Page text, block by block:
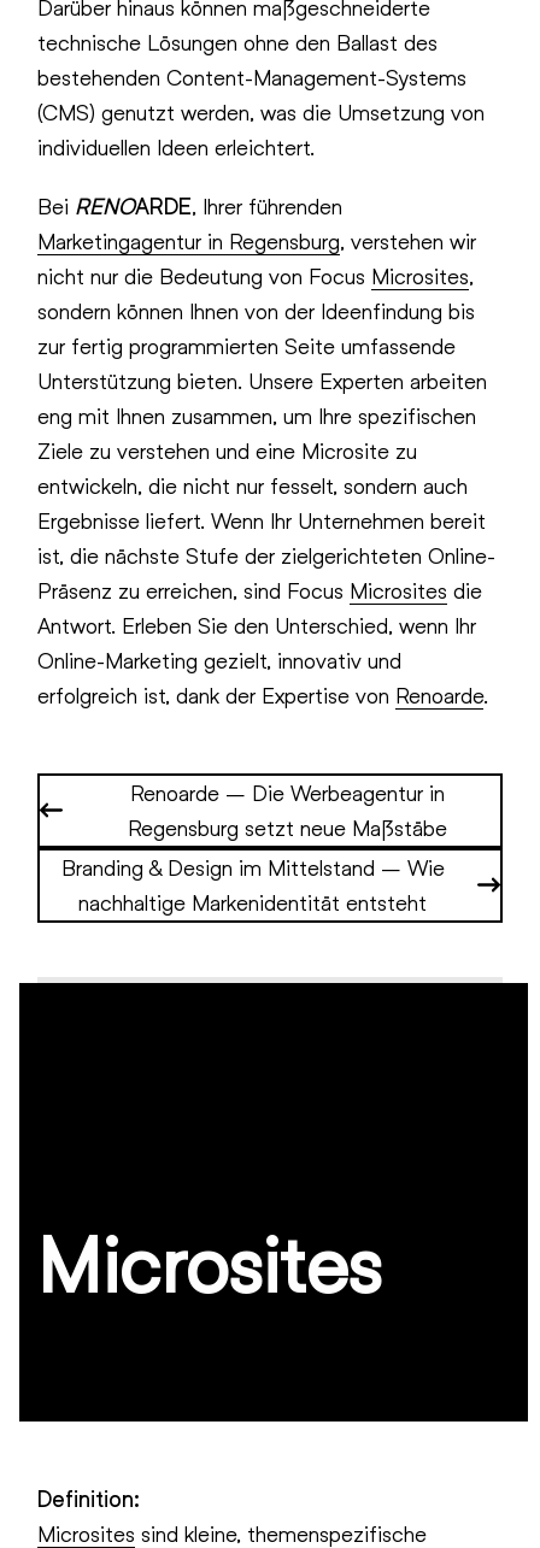
Darüber hinaus können maßgeschneiderte
technische Lösungen ohne den Ballast des
bestehenden Content-Management-Systems
(CMS) genutzt werden, was die Umsetzung von
individuellen Ideen erleichtert.
Bei RENOARDE, Ihrer führenden
Marketingagentur in Regensburg, verstehen wir
nicht nur die Bedeutung von Focus Microsites,
sondern können Ihnen von der Ideenfindung bis
zur fertig programmierten Seite umfassende
Unterstützung bieten. Unsere Experten arbeiten
eng mit Ihnen zusammen, um Ihre spezifischen
Ziele zu verstehen und eine Microsite zu
entwickeln, die nicht nur fesselt, sondern auch
Ergebnisse liefert. Wenn Ihr Unternehmen bereit
ist, die nächste Stufe der zielgerichteten Online-
Präsenz zu erreichen, sind Focus Microsites die
Antwort. Erleben Sie den Unterschied, wenn Ihr
Online-Marketing gezielt, innovativ und
erfolgreich ist, dank der Expertise von Renoarde.
Renoarde – Die Werbeagentur in
Regensburg setzt neue Maßstäbe
Branding & Design im Mittelstand – Wie
nachhaltige Markenidentität entsteht
Microsites
Definition:
Microsites sind kleine, themenspezifische